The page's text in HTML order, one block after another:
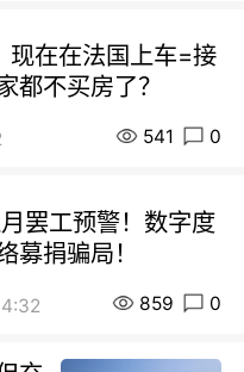
现在在法国上车=接
都不买房了？
541 0
罢工预警！数字度
募捐骗局！
859 0